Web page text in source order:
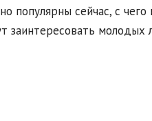
популярны сейчас, с чего
заинтересовать молодых